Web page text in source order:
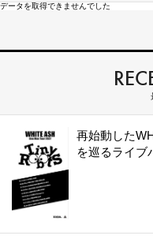
データを取得できませんでした
再始動した
を巡るライブ